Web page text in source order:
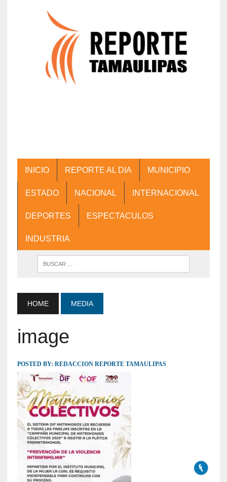
INICIO REPORTE AL DIA MUNICIPIO
ESTADO NACIONAL INTERNACIONAL
DEPORTES ESPECTACULOS
INDUSTRIA
HOME MEDIA
image
POSTED BY: REDACCION REPORTE TAMAULIPAS